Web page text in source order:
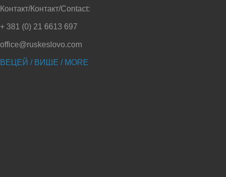
Контакт/Контакт/Contact:
+ 381 (0) 21 6613 697
office@ruskeslovo.com
ВЕЦЕЙ / ВИШЕ / MORE